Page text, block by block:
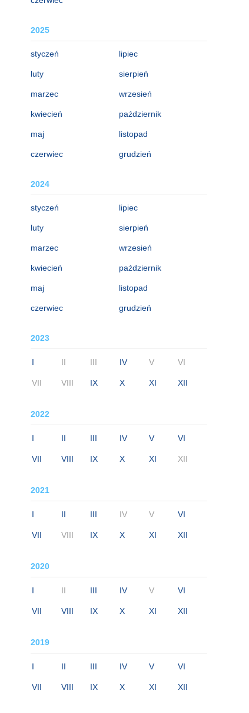
2025
styczeń
luty
marzec
kwiecień
maj
czerwiec
lipiec
sierpień
wrzesień
październik
listopad
grudzień
2024
styczeń
luty
marzec
kwiecień
maj
czerwiec
lipiec
sierpień
wrzesień
październik
listopad
grudzień
2023
I II III IV V VI
VII VIII IX X XI XII
2022
I II III IV V VI
VII VIII IX X XI XII
2021
I II III IV V VI
VII VIII IX X XI XII
2020
I II III IV V VI
VII VIII IX X XI XII
2019
I II III IV V VI
VII VIII IX X XI XII